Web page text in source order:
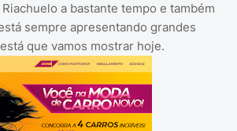
a bastante tempo e também
sempre apresentando grandes
que vamos mostrar hoje.